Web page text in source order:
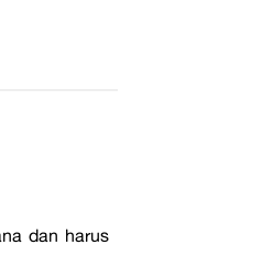
dan harus